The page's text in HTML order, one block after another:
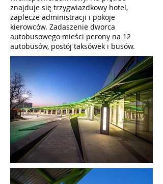
znajduje się trzygwiazdkowy hotel,
zaplecze administracji i pokoje
kierowców. Zadaszenie dworca
autobusowego mieści perony na 12
autobusów, postój taksówek i busów.